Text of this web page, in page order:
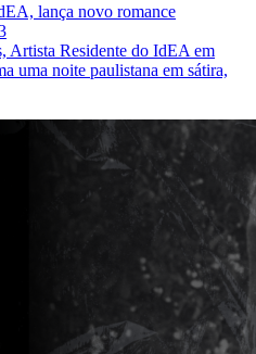
lança novo romance
Artista Residente do IdEA em
uma noite paulistana em sátira,